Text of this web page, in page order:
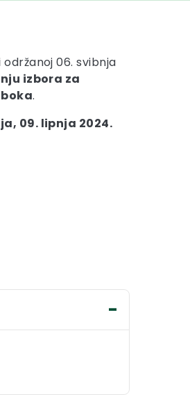
06. svibnja
izbora za
.
09. lipnja 2024.